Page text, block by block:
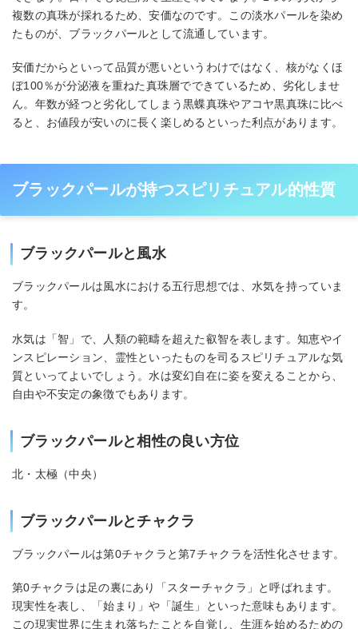
複数の真珠が採れるため、安価なのです。この淡水パールを染め
たものが、ブラックパールとして流通しています。
安価だからといって品質が悪いというわけではなく、核がなくほ
ぼ100％が分泌液を重ねた真珠層でできているため、劣化しませ
ん。年数が経つと劣化してしまう黒蝶真珠やアコヤ黒真珠に比べ
ると、お値段が安いのに長く楽しめるといった利点があります。
ブラックパールが持つスピリチュアル的性質
ブラックパールと風水
ブラックパールは風水における五行思想では、水気を持っていま
す。
水気は「智」で、人類の範疇を超えた叡智を表します。知恵やイ
ンスピレーション、霊性といったものを司るスピリチュアルな気
質といってよいでしょう。水は変幻自在に姿を変えることから、
自由や不安定の象徴でもあります。
ブラックパールと相性の良い方位
北・太極（中央）
ブラックパールとチャクラ
ブラックパールは第0チャクラと第7チャクラを活性化させます。
第0チャクラは足の裏にあり「スターチャクラ」と呼ばれます。
現実性を表し、「始まり」や「誕生」といった意味もあります。
この現実世界に生まれ落ちたことを自覚し、生涯を始めるための